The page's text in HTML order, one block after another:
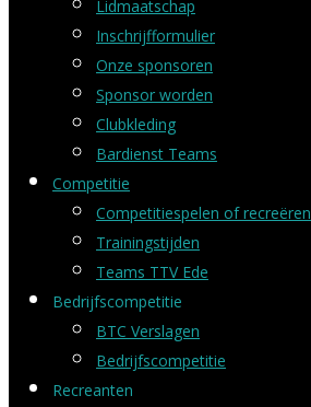
Lidmaatschap
Inschrijfformulier
Onze sponsoren
Sponsor worden
Clubkleding
Bardienst Teams
Competitie
Competitiespelen of recreëren
Trainingstijden
Teams TTV Ede
Bedrijfscompetitie
BTC Verslagen
Bedrijfscompetitie
Recreanten